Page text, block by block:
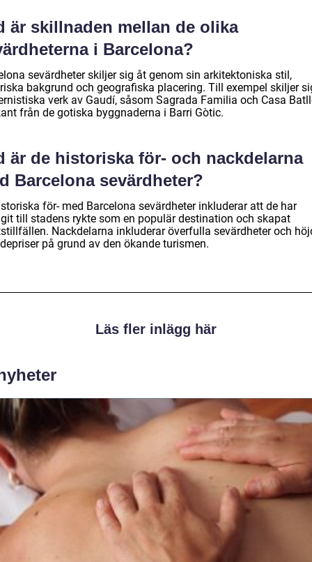
är skillnaden mellan de olika
i Barcelona?
sevärdheter skiljer sig åt genom sin arkitektoniska stil,
bakgrund och geografiska placering. Till exempel skiljer
verk av Gaudí, såsom Sagrada Familia och Casa
från de gotiska byggnaderna i Barri Gòtic.
är de historiska för- och nackdelarna
Barcelona sevärdheter?
för- med Barcelona sevärdheter inkluderar att de har
till stadens rykte som en populär destination och skapat
Nackdelarna inkluderar överfulla sevärdheter och
på grund av den ökande turismen.
Läs fler inlägg här